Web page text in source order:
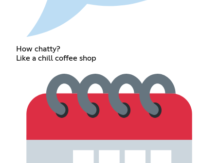
How chatty?
Like a chill coffee shop